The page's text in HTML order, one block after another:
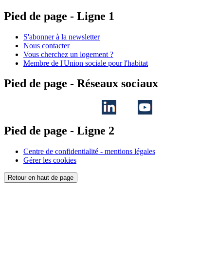
Pied de page - Ligne 1
S'abonner à la newsletter
Nous contacter
Vous cherchez un logement ?
Membre de l'Union sociale pour l'habitat
Pied de page - Réseaux sociaux
Pied de page - Ligne 2
Centre de confidentialité - mentions légales
Gérer les cookies
Retour en haut de page